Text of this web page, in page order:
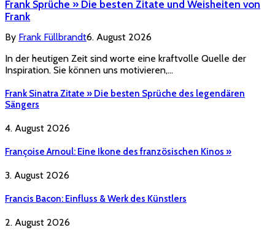
Frank Sprüche » Die besten Zitate und Weisheiten von
Frank
By Frank Füllbrandt6. August 2026
In der heutigen Zeit sind worte eine kraftvolle Quelle der
Inspiration. Sie können uns motivieren,…
Frank Sinatra Zitate » Die besten Sprüche des legendären
Sängers
4. August 2026
Françoise Arnoul: Eine Ikone des französischen Kinos »
3. August 2026
Francis Bacon: Einfluss & Werk des Künstlers
2. August 2026